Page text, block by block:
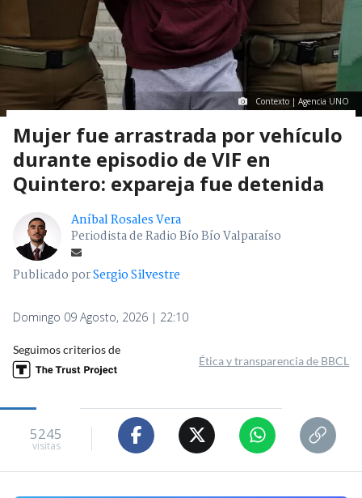
Contexto | Agencia UNO
Mujer fue arrastrada por vehículo
durante episodio de VIF en
Quintero: expareja fue detenida
Aníbal Rosales Vera
Periodista de Radio Bío Bío Valparaíso
Publicado porSergio Silvestre
Domingo 09 Agosto, 2026 | 22:10
Seguimos criterios de
Ética y transparencia de BBCL
5245
visitas